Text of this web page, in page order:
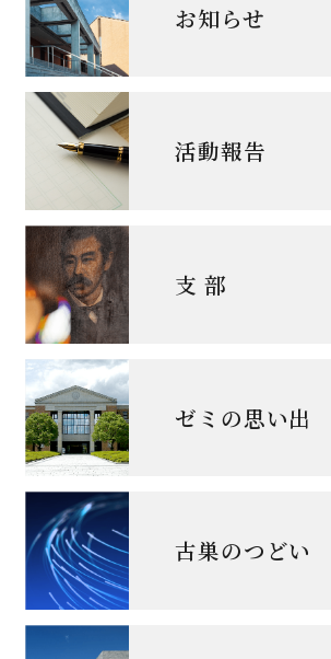
お知らせ
活動報告
支 部
ゼミの思い出
古巣のつどい